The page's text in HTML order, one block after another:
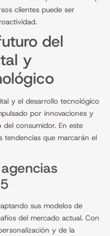
clientes puede ser
del
y
y el desarrollo tecnológico
por innovaciones y
consumidor. En este
tendencias que marcarán el
sus modelos de
del mercado actual. Con
y de la